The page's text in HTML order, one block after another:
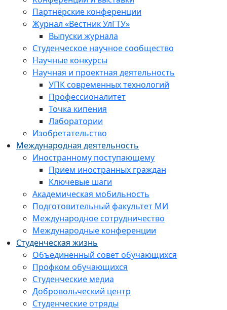
Партнёрские конференции
Журнал «Вестник УлГТУ»
Выпуски журнала
Студенческое научное сообщество
Научные конкурсы
Научная и проектная деятельность
УПК современных технологий
Профессионалитет
Точка кипения
Лаборатории
Изобретательство
Международная деятельность
Иностранному поступающему
Прием иностранных граждан
Ключевые шаги
Академическая мобильность
Подготовительный факультет МИ
Международное сотрудничество
Международные конференции
Студенческая жизнь
Объединенный совет обучающихся
Профком обучающихся
Студенческие медиа
Добровольческий центр
Студенческие отряды